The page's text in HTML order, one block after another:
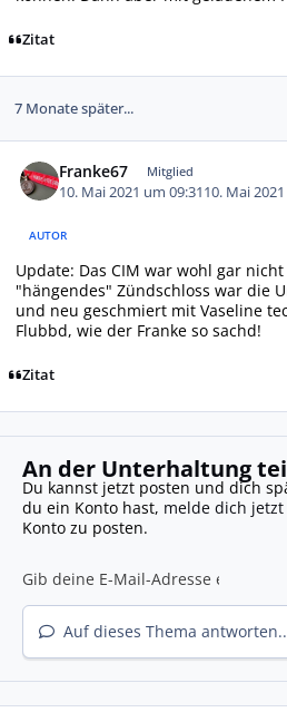
Zitat
7 Monate später...
Franke67 Mitglied
10. Mai 2021 um 09:3110. Mai 2021
AUTOR
Update: Das CIM war wohl gar
"hängendes" Zündschloss war die
und neu geschmiert mit Vaseline
Flubbd, wie der Franke so sachd!
Zitat
An der Unterhaltung
Du kannst jetzt posten und dich
du ein Konto hast, melde dich jetzt
Konto zu posten.
Auf dieses Thema